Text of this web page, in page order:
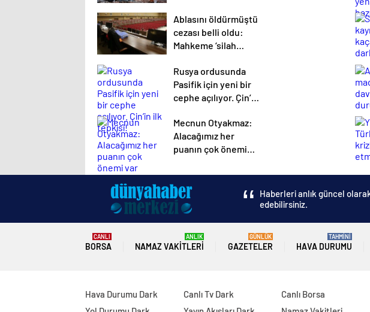
Ablasını öldürmüştü
cezası belli oldu:
Mahkeme ‘silah
yutmadı
Rusya ordusunda
Pasifik için yeni bir
cephe açılıyor. Çin’in
Mecnun Otyakmaz:
Alacağımız her
puanın çok önemi
Haberleri anlık güncel
edebilirsiniz.
BORSA
CANLI
NAMAZ VAKITLERI
ANLIK
GAZETELER
GÜNLÜK
HAVA DURUMU
TAHMİNİ
Hava Durumu Dark
Canlı Tv Dark
Canlı Borsa